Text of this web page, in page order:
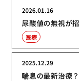
尿酸値の無視が
2026.01.16
医療
喘息の最新治療
2025.12.29